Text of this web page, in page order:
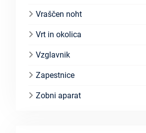
Vraščen noht
Vrt in okolica
Vzglavnik
Zapestnice
Zobni aparat